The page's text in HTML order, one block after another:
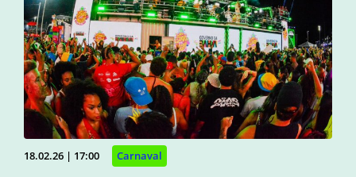
18.02.26 | 17:00 Carnaval